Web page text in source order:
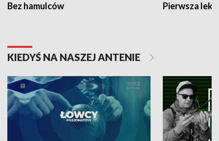
Bez hamulców Pierwsza
KIEDYŚ NA NASZEJ ANTENIE